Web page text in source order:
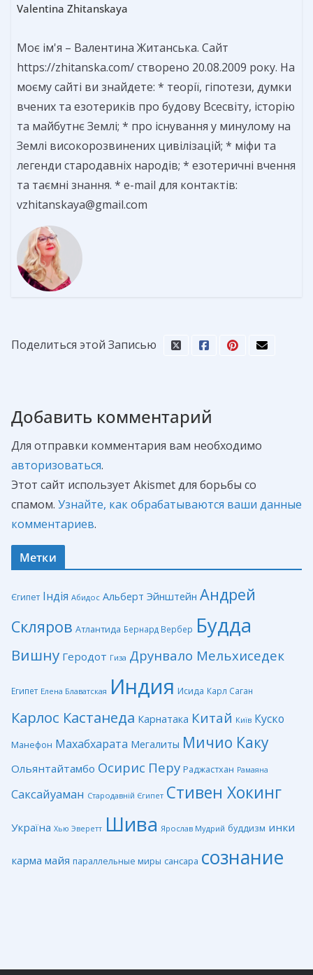
Valentina Zhitanskaya
Моє ім'я – Валентина Житанська. Сайт
https://zhitanska.com/ створено 20.08.2009 року. На
моєму сайті ви знайдете: * теорії, гіпотези, думки
вчених та езотериків про будову Всесвіту, історію
та майбутнє Землі; * про існування у минулому на
Землі високорозвинених цивілізацій; * міфи та
легенди стародавніх народів; * езотеричні вчення
та таємні знання. * e-mail для контактів:
vzhitanskaya@gmail.com
Поделиться этой Записью
Добавить комментарий
Для отправки комментария вам необходимо
авторизоваться.
Этот сайт использует Akismet для борьбы со
спамом. Узнайте, как обрабатываются ваши данные
комментариев.
Метки
Єгипет Індія Абидос Альберт Эйнштейн Андрей
Скляров Атлантида Бернард Вербер Будда
Вишну Геродот Гиза Друнвало Мельхиседек
Египет Елена Блаватская Индия Исида Карл Саган
Карлос Кастанеда Карнатака Китай Київ Куско
Манефон Махабхарата Мегалиты Мичио Каку
Ольянтайтамбо Осирис Перу Раджастхан Рамаяна
Саксайуаман Стародавній Єгипет Стивен Хокинг
Україна Хью Эверетт Шива Ярослав Мудрий буддизм инки
карма майя параллельные миры сансара сознание